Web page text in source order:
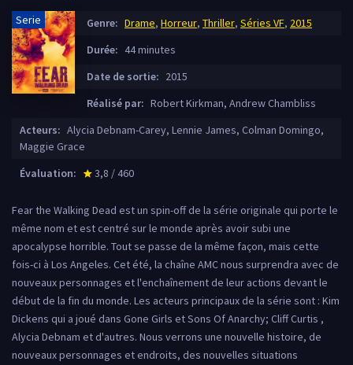
Serie Genre: Drame, Horreur, Thriller, Séries VF, 2015
Durée: 44 minutes
Date de sortie: 2015
Réalisé par: Robert Kirkman, Andrew Chambliss
Acteurs: Alycia Debnam-Carey, Lennie James, Colman Domingo,
Maggie Grace
Évaluation:
star_rate
3,8 / 460
Fear the Walking Dead est un spin-off de la série originale qui porte le
même nom et est centré sur le monde après avoir subi une
apocalypse horrible. Tout se passe de la même façon, mais cette
fois-ci à Los Angeles. Cet été, la chaîne AMC nous surprendra avec de
nouveaux personnages et l'enchaînement de leur actions devant le
début de la fin du monde. Les acteurs principaux de la série sont : Kim
Dickens qui a joué dans Gone Girls et Sons Of Anarchy; Cliff Curtis ,
Alycia Debnam et d'autres. Nous verrons une nouvelle histoire, de
nouveaux personnages et endroits, des nouvelles situations